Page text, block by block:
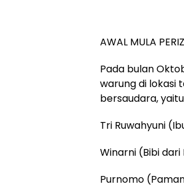
AWAL MULA
Pada bulan
warung di lokasi
bersaudara,
Tri Ruwahyuni
Winarni (Bibi
Purnomo